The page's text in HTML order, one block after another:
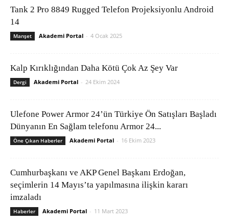
Tank 2 Pro 8849 Rugged Telefon Projeksiyonlu Android
14
Manşet Akademi Portal - 4 Ocak 2025
Kalp Kırıklığından Daha Kötü Çok Az Şey Var
Dergi Akademi Portal - 24 Ekim 2024
Ulefone Power Armor 24’ün Türkiye Ön Satışları Başladı
Dünyanın En Sağlam telefonu Armor 24...
Öne Çıkan Haberler Akademi Portal - 16 Ekim 2023
Cumhurbaşkanı ve AKP Genel Başkanı Erdoğan,
seçimlerin 14 Mayıs’ta yapılmasına ilişkin kararı
imzaladı
Haberler Akademi Portal - 11 Mart 2023